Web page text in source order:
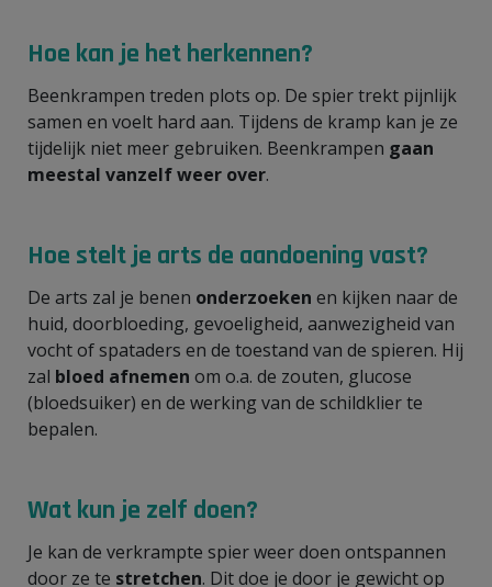
Hoe kan je het herkennen?
Beenkrampen treden plots op. De spier trekt pijnlijk
samen en voelt hard aan. Tijdens de kramp kan je ze
tijdelijk niet meer gebruiken. Beenkrampen gaan
meestal vanzelf weer over.
Hoe stelt je arts de aandoening vast?
De arts zal je benen onderzoeken en kijken naar de
huid, doorbloeding, gevoeligheid, aanwezigheid van
vocht of spataders en de toestand van de spieren. Hij
zal bloed afnemen om o.a. de zouten, glucose
(bloedsuiker) en de werking van de schildklier te
bepalen.
Wat kun je zelf doen?
Je kan de verkrampte spier weer doen ontspannen
door ze te stretchen. Dit doe je door je gewicht op